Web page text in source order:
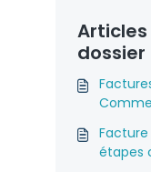
dossier
étapes